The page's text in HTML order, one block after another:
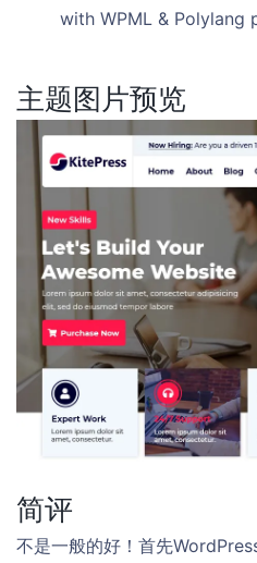
with WPML & Polylang
主题图片预览
简评
不是一般的好！首先